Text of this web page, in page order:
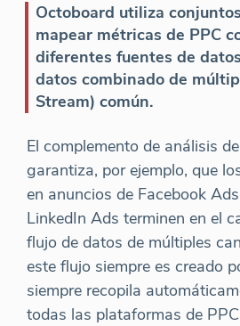
Octoboard utiliza
mapear métricas de PPC
diferentes fuentes de
datos combinado de
Stream) común.
El complemento de análisis
garantiza, por ejemplo, que
en anuncios de Facebook
LinkedIn Ads terminen en el
flujo de datos de múltiples
este flujo siempre es creado
siempre recopila
todas las plataformas de